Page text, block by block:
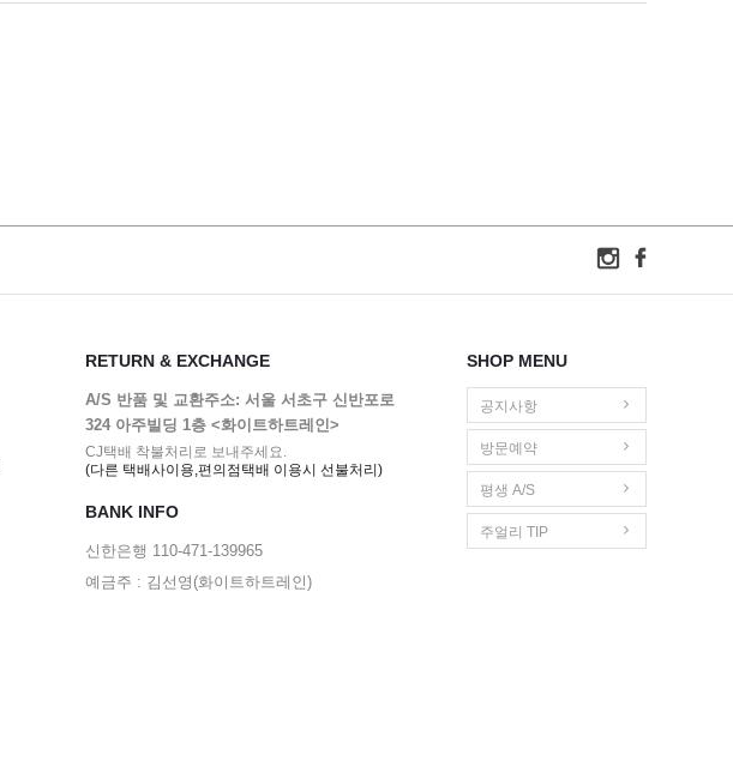
RETURN & EXCHANGE
A/S 반품 및 교환주소: 서울 서초구 신반포로
324 아주빌딩 1층 <화이트하트레인>
CJ택배 착불처리로 보내주세요.
(다른 택배사이용,편의점택배 이용시 선불처리)
BANK INFO
신한은행 110-471-139965
예금주 : 김선영(화이트하트레인)
SHOP MENU
공지사항
방문예약
평생 A/S
주얼리 TIP